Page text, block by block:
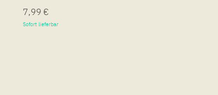
7,99 €
Sofort lieferbar